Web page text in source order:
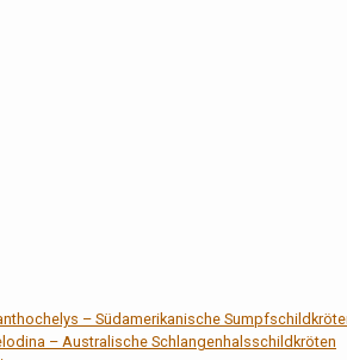
– Südamerikanische
– Australische Schlangenhalsschildkröten